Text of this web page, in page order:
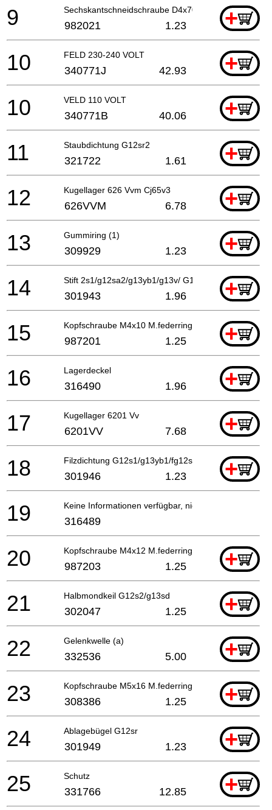
Sechskantschneidschraube D4x70, Cm5sb+
9 982021 1.23
FELD 230-240 VOLT +
10 340771J 42.93
VELD 110 VOLT +
10 340771B 40.06
Staubdichtung G12sr2 +
11 321722 1.61
Kugellager 626 Vvm Cj65v3 +
12 626VVM 6.78
Gummiring (1) +
13 309929 1.23
Stift 2s1/g12sa2/g13yb1/g13v/ G13yd/g13sb2/g15yc/
+
14 301943 1.96
Kopfschraube M4x10 M.federring Selbstsichernd
+
15 987201 1.25
Lagerdeckel +
16 316490 1.96
Kugellager 6201 Vv +
17 6201VV 7.68
Filzdichtung G12s1/g13yb1/fg12sa2 G13v/g13yd
+
18 301946 1.23
Keine Informationen verfügbar, nicht bestellbar
19 316489
Kopfschraube M4x12 M.federring Selbstsichernd
+
20 987203 1.25
Halbmondkeil G12s2/g13sd +
21 302047 1.25
Gelenkwelle (a) +
22 332536 5.00
Kopfschraube M5x16 M.federring +
23 308386 1.25
Ablagebügel G12sr +
24 301949 1.23
Schutz +
25 331766 12.85